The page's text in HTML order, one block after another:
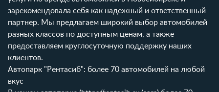
зарекомендовала себя как надежный и ответственный
партнер. Мы предлагаем широкий выбор автомобилей
разных классов по доступным ценам, а также
предоставляем круглосуточную поддержку наших
клиентов.
Автопарк "Рентасиб": более 70 автомобилей на любой
вкус